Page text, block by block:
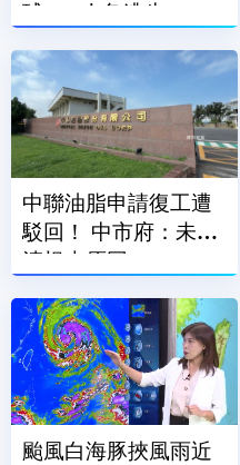
球」 3人急逃生
中聯油脂申請復工遭
駁回！ 中市府：未釐
清根本原因
颱風白海豚挾風雨近